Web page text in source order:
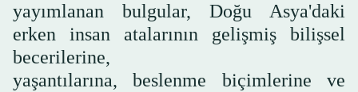
yayımlanan bulgular, Doğu Asya'daki
erken insan atalarının gelişmiş bilişsel
becerilerine,
yaşantılarına, beslenme biçimlerine ve